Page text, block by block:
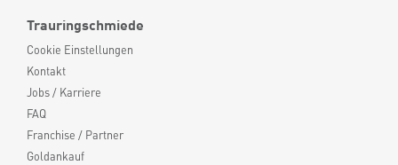
Trauringschmiede
Cookie Einstellungen
Kontakt
Jobs / Karriere
FAQ
Franchise / Partner
Goldankauf